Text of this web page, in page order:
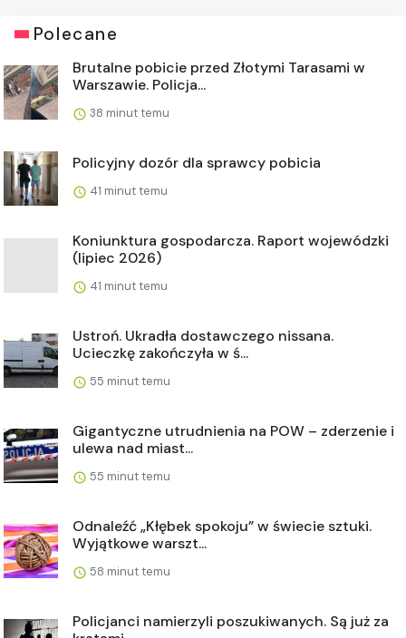
Polecane
Brutalne pobicie przed Złotymi Tarasami w
Warszawie. Policja...
38 minut temu
Policyjny dozór dla sprawcy pobicia
41 minut temu
Koniunktura gospodarcza. Raport wojewódzki
(lipiec 2026)
41 minut temu
Ustroń. Ukradła dostawczego nissana.
Ucieczkę zakończyła w ś...
55 minut temu
Gigantyczne utrudnienia na POW – zderzenie i
ulewa nad miast...
55 minut temu
Odnaleźć „Kłębek spokoju” w świecie sztuki.
Wyjątkowe warszt...
58 minut temu
Policjanci namierzyli poszukiwanych. Są już za